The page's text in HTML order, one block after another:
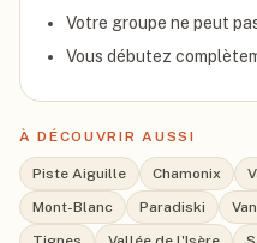
Votre groupe ne peut
Vous débutez
À DÉCOUVRIR AUSSI
Piste Aiguille Chamonix
Mont-Blanc
Paradiski